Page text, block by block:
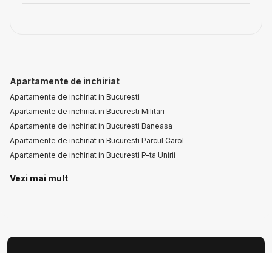
Apartamente de inchiriat
Apartamente de inchiriat in Bucuresti
Apartamente de inchiriat in Bucuresti Militari
Apartamente de inchiriat in Bucuresti Baneasa
Apartamente de inchiriat in Bucuresti Parcul Carol
Apartamente de inchiriat in Bucuresti P-ta Unirii
Vezi mai mult